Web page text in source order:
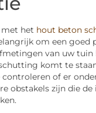
het hout beton
om een goed
van uw tuin
komt te
of er
obstakels zijn die de